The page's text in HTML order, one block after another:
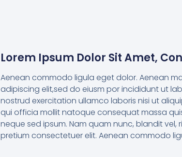
Lorem Ipsum Dolor Sit Amet,
Aenean commodo ligula eget dolor. Aenean
adipiscing elit,sed do eiusm por incididunt ut
nostrud exercitation ullamco laboris nisi ut
qui officia mollit natoque consequat massa
neque sed ipsum. Nam quam nunc, blandit vel,
pretium consectetuer elit. Aenean commodo